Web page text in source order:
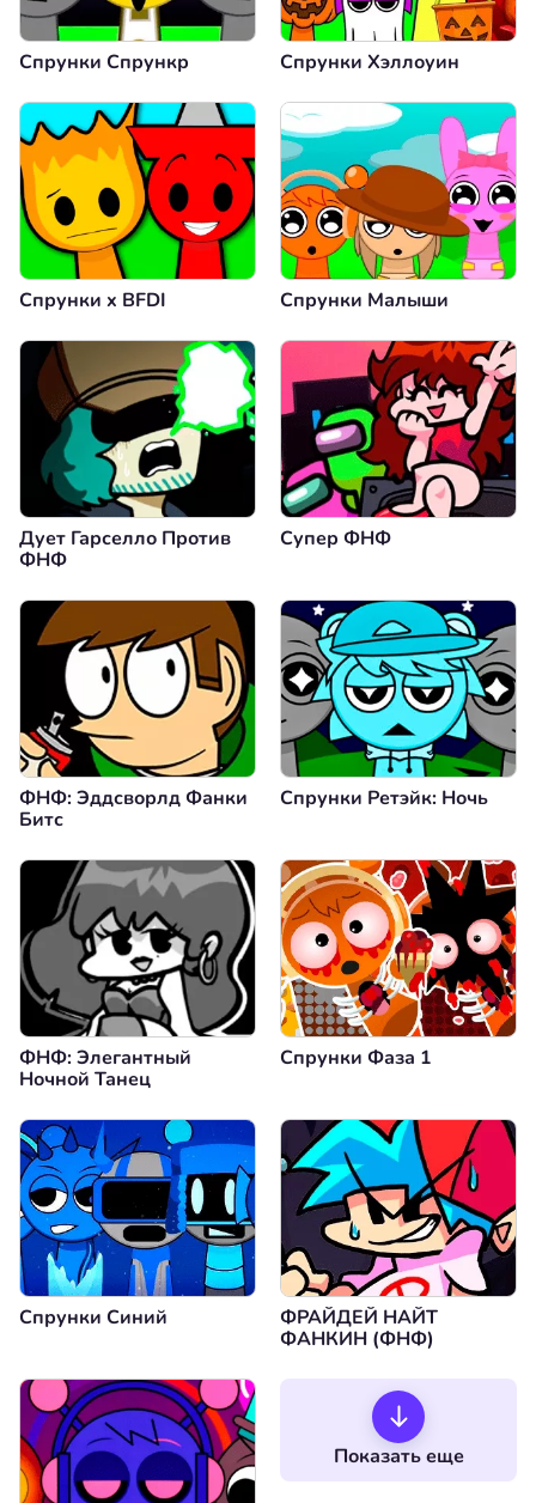
Спрунки Спрункр Спрунки Хэллоуин
Спрунки x BFDI Спрунки Малыши
Дует Гарселло Против
ФНФ
Супер ФНФ
ФНФ: Эддсворлд Фанки
Битс
Спрунки Ретэйк: Ночь
ФНФ: Элегантный
Ночной Танец
Спрунки Фаза 1
Спрунки Синий
ФРАЙДЕЙ НАЙТ
ФАНКИН (ФНФ)
Показать еще